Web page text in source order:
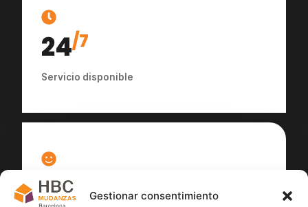
Gestionar consentimiento
24/7
Servicio disponible
100